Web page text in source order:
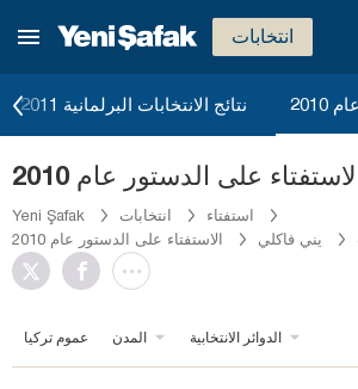
انتخابات
نتائج الانتخابات البرلمانية 2011
على الدستور عام 2010
Yeni Şafak انتخابات
استفتاء
الاستفتاء على الدستور عام 2010
يني فاكلي
عموم تركيا المدن الدوائر الانتخابية